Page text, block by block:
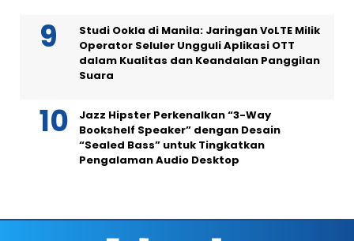
Studi Ookla di Manila: Jaringan VoLTE Milik
Operator Seluler Ungguli Aplikasi OTT
dalam Kualitas dan Keandalan Panggilan
Suara
Jazz Hipster Perkenalkan “3-Way
Bookshelf Speaker” dengan Desain
“Sealed Bass” untuk Tingkatkan
Pengalaman Audio Desktop